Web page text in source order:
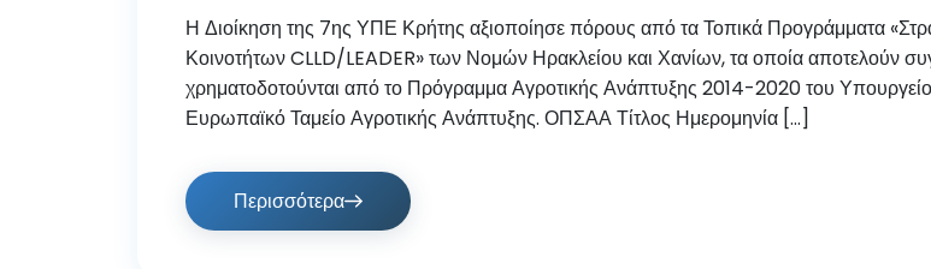
Η Διοίκηση της 7ης ΥΠΕ Κρήτης αξιοποίησε πόρους από τα Τοπικά Προγράμματα
Κοινοτήτων CLLD/LEADER» των Νομών Ηρακλείου και Χανίων, τα οποία αποτελούν
χρηματοδοτούνται από το Πρόγραμμα Αγροτικής Ανάπτυξης 2014-2020 του
Ευρωπαϊκό Ταμείο Αγροτικής Ανάπτυξης. ΟΠΣΑΑ Τίτλος Ημερομηνία […]
Περισσότερα